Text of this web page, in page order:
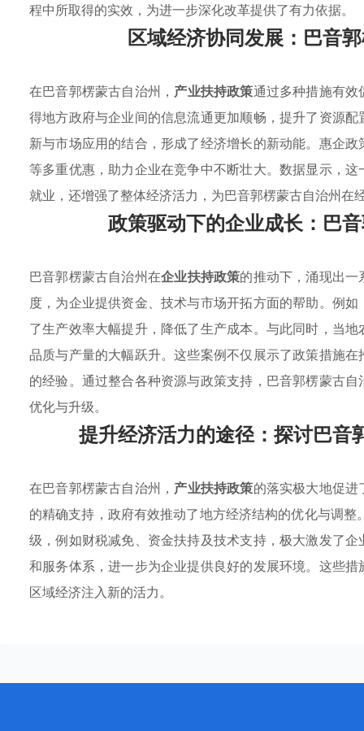
程中所取得的实效，为进一步深化改革提供了有力依据。
区域经济协同发展：巴音
在巴音郭楞蒙古自治州， 产业扶持政策通过多种措施有
得地方政府与企业间的信息流通更加顺畅，提升了资源
新与市场应用的结合，形成了经济增长的新动能。惠企
等多重优惠，助力企业在竞争中不断壮大。数据显示，
就业，还增强了整体经济活力，为巴音郭楞蒙古自治州在
政策驱动下的企业成长：巴
巴音郭楞蒙古自治州在企业扶持政策的推动下，涌现出
度，为企业提供资金、技术与市场开拓方面的帮助。例
了生产效率大幅提升，降低了生产成本。与此同时，当
品质与产量的大幅跃升。这些案例不仅展示了政策措施
的经验。通过整合各种资源与政策支持，巴音郭楞蒙古
优化与升级。
提升经济活力的途径：探讨巴音
在巴音郭楞蒙古自治州， 产业扶持政策的落实极大地促
的精确支持，政府有效推动了地方经济结构的优化与调
级，例如财税减免、资金扶持及技术支持，极大激发了
和服务体系，进一步为企业提供良好的发展环境。这些
区域经济注入新的活力。